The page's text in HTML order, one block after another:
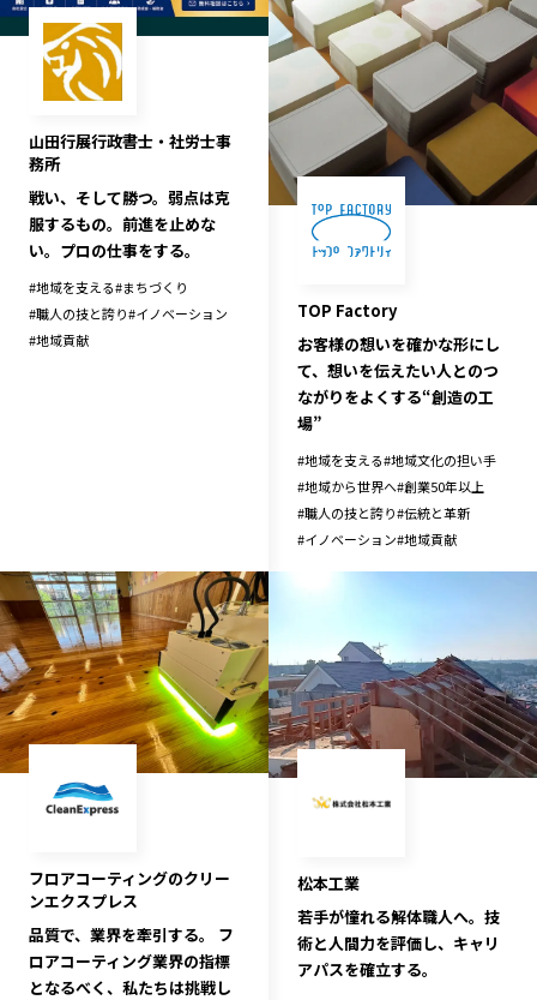
山田行展行政書士・社労士事
務所
戦い、そして勝つ。弱点は克
服するもの。前進を止めな
い。プロの仕事をする。
#地域を支える#まちづくり
#職人の技と誇り#イノベーション
#地域貢献
TOP Factory
お客様の想いを確かな形にし
て、想いを伝えたい人とのつ
ながりをよくする“創造の工
場”
#地域を支える#地域文化の担い手
#地域から世界へ#創業50年以上
#職人の技と誇り#伝統と革新
#イノベーション#地域貢献
フロアコーティングのクリー
ンエクスプレス
品質で、業界を牽引する。 フ
ロアコーティング業界の指標
となるべく、私たちは挑戦し
松本工業
若手が憧れる解体職人へ。技
術と人間力を評価し、キャリ
アパスを確立する。